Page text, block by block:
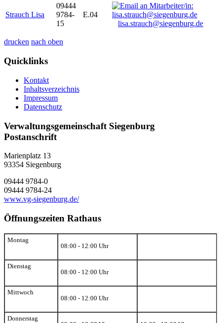
Strauch Lisa
09444
9784-
15
E.04
lisa.strauch@siegenburg.de
drucken nach oben
Quicklinks
Kontakt
Inhaltsverzeichnis
Impressum
Datenschutz
Verwaltungsgemeinschaft Siegenburg
Postanschrift
Marienplatz 13
93354 Siegenburg
09444 9784-0
09444 9784-24
www.vg-siegenburg.de/
Öffnungszeiten Rathaus
Montag
08:00 - 12:00 Uhr
Dienstag
08:00 - 12:00 Uhr
Mittwoch
08:00 - 12:00 Uhr
Donnerstag